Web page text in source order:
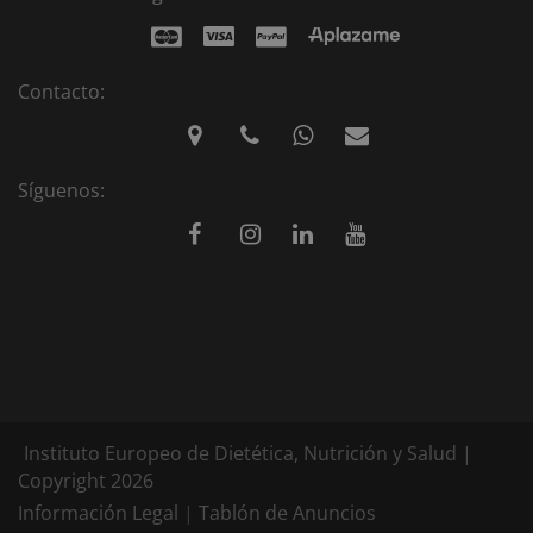
Contacto:
Síguenos:
Instituto Europeo de Dietética, Nutrición y Salud |
Copyright 2026
Información Legal | Tablón de Anuncios